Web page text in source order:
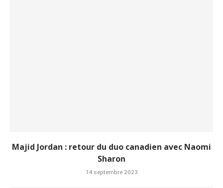
Majid Jordan : retour du duo canadien avec Naomi
Sharon
14 septembre 2023